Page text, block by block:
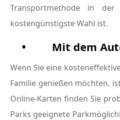
Transportmethode in
kostengünstigste Wahl ist.
• Mit dem
Wenn Sie eine
Familie genießen möchten,
Online-Karten finden Sie
Parks geeignete